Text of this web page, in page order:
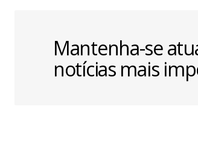
Mantenha-se
notícias mais